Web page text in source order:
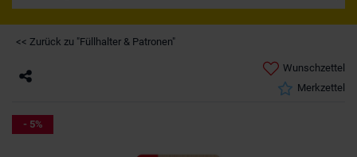
<< Zurück zu "Füllhalter & Patronen"
Wunschzettel
Merkzettel
- 5%